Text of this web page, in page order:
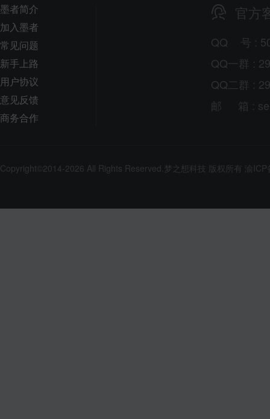
墨者简介
加入墨者
常见问题
新手上路
用户协议
意见反馈
商务合作
官方
QQ 号 :
QQ一群 :
QQ二群 :
邮
箱 :
Copyright©2014-2026 All Rights Reserved.梦之想科技 版权所有 渝